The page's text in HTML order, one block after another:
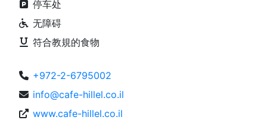
停车处
无障碍
符合教規的食物
+972-2-6795002
info@cafe-hillel.co.il
www.cafe-hillel.co.il